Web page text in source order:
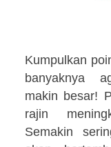
Kumpulkan
banyaknya
makin besar!
rajin
Semakin